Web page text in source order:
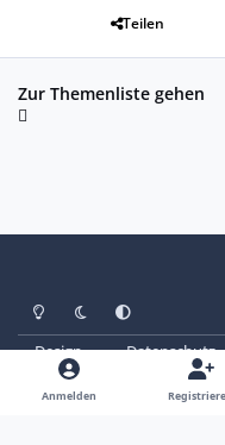
Teilen
Zur Themenliste gehen
Heller ModusDunkler Modus
Systemeinstellung
Design Datenschutz
© Copyright 2025 -
Anmelden